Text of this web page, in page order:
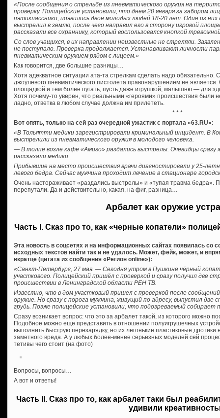
«После сообщения о стрельбе из пневматического оружия на
проверку. Полицейские установили, что днем 20 января за забором
пятиклассники, появились двое молодых людей 18-20 лет. Один из
выстрелил в землю, после чего направил его в сторону игровой
рассказали все охраннику, который воспользовался кнопкой
Со слов учащихся, в их направлении неизвестные не стреляли.
не поступало. Проверка продолжается. Устанавливают личности
пневматическим оружием рядом с лицеем.»
Как говорится, две большие разницы…
Хотя адекватное ситуации ата-та стрелкам сделать надо обязательно.
джоулевого пневматического пистолета правонарушением не
площадкой и тем более пугать, пусть даже игрушкой, малышню — для
Хотя почему-то уверен, что реальными «героями» происшествия были
ладно, ответка в любом случае должна им прилететь.
* * *
Вот опять, только на сей раз очередной ужастик с портала «63.RU»:
«В Тольятти медики зарегистрировали криминальный инцидент. В
выстрелили из пневматического оружия в молодого человека.
— В толпе возле кафе «Амиго» раздались выстрелы. Очевидцы
рассказали медики.
Прибывшие на место происшествия врачи диагностировали у 25-
левого бедра. Сейчас мужчина проходит лечение в стационаре
Очень настораживает «раздались выстрелы» и «тупая травма бедра».
перепутали. Да и действительно, какая, на фиг, разница…
Арбалет как оружие
Часть I. Сказ про то, как «черные копатели»
Эта новость в соцсетях и на информационных сайтах появилась со
исходных текстов найти так и не удалось. Может, фейк, может, и
вкратце (цитата из сообщения «Регион online»):
«Санкт-Петербург, 27 мая. — Сегодня утром в Пушкине чёрный
участкового. Полицейский пришёл с проверкой и сразу получил две
происшествии в Ленинградской области РЕН ТВ.
Известно, что в дом участковый пришел с проверкой после
оружие. Но сразу с порога мужчина, живущий по адресу, выпустил
грудь. Позже полицейские установили, что подозреваемый
Сразу возникает вопрос: что это за арбалет такой, из которого можно
Подобное можно еще представить в отношении полуигрушечных
выполнить быструю перезарядку, но их легонькие пластиковые дротики
заметного вреда. А у любых более-менее серьезных моделей сей
тетивы чего стоит (на фото)
Вопросы, вопросы…
А вот и ответы!
Часть II. Сказ про то, как арбалет таки был
удивили